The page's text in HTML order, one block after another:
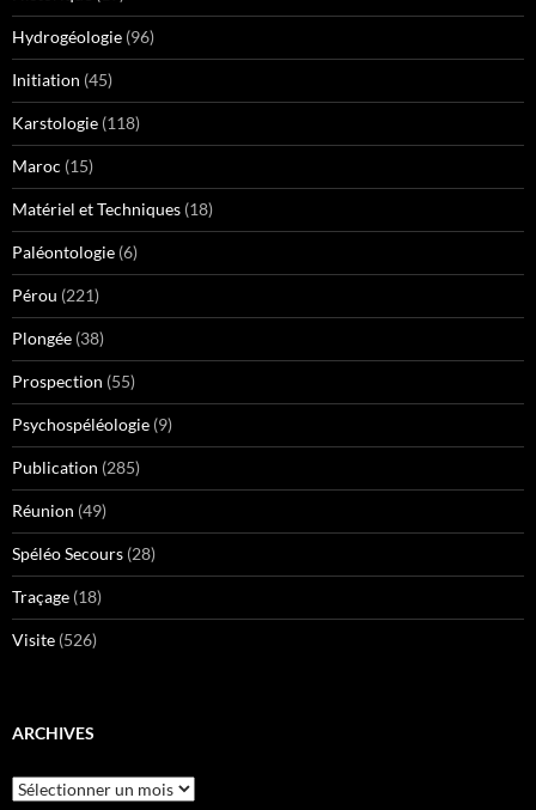
Hydrogéologie (96)
Initiation (45)
Karstologie (118)
Maroc (15)
Matériel et Techniques (18)
Paléontologie (6)
Pérou (221)
Plongée (38)
Prospection (55)
Psychospéléologie (9)
Publication (285)
Réunion (49)
Spéléo Secours (28)
Traçage (18)
Visite (526)
ARCHIVES
Archives